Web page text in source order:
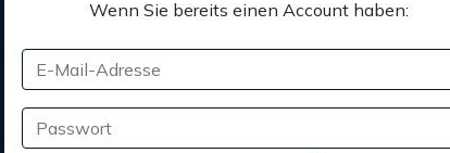
Wenn Sie bereits einen Account haben: